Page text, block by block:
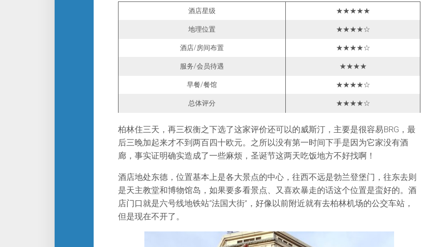
酒店星级 ★★★★★
地理位置 ★★★★☆
酒店/房间布置 ★★★★☆
服务/会员待遇 ★★★★
早餐/餐馆 ★★★★☆
总体评分 ★★★★☆
柏林住三天，再三权衡之下选了这家评价还可以的威斯汀，主要是很容易BRG，最
后三晚加起来才不到两百四十欧元。之所以没有第一时间下手是因为它家没有酒
廊，事实证明确实造成了一些麻烦，圣诞节这两天吃饭地方不好找啊！
酒店地处东德，位置基本上是各大景点的中心，往西不远是勃兰登堡门，往东去则
是天主教堂和博物馆岛，如果要多看景点、又喜欢暴走的话这个位置是蛮好的。酒
店门口就是六号线地铁站“法国大街”，好像以前附近就有去柏林机场的公交车站，
但是现在不开了。